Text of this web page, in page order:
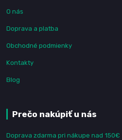
O nás
Doprava a platba
Obchodné podmienky
Kontakty
Blog
Prečo nakúpiť u nás
Doprava zdarma pri nákupe nad 150€